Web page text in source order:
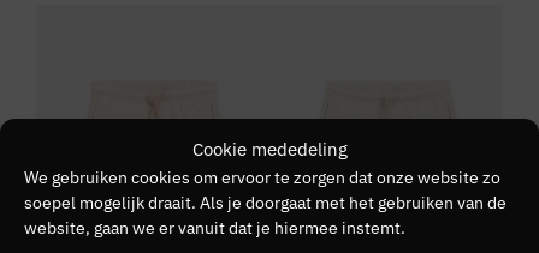
Cookie mededeling
We gebruiken cookies om ervoor te zorgen dat onze website zo
soepel mogelijk draait. Als je doorgaat met het gebruiken van de
website, gaan we er vanuit dat je hiermee instemt.